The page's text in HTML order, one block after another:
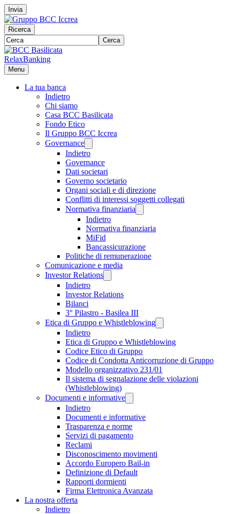
Invia
Ricerca
Cerca
RelaxBanking
Menu
La tua banca
Indietro
Chi siamo
Casa BCC Basilicata
Fondo Etico
Il Gruppo BCC Iccrea
Governance
Indietro
Governance
Dati societari
Governo societario
Organi sociali e di direzione
Conflitti di interessi soggetti collegati
Normativa finanziaria
Indietro
Normativa finanziaria
MiFid
Bancassicurazione
Politiche di remunerazione
Comunicazione e media
Investor Relations
Indietro
Investor Relations
Bilanci
3° Pilastro - Basilea III
Etica di Gruppo e Whistleblowing
Indietro
Etica di Gruppo e Whistleblowing
Codice Etico di Gruppo
Codice di Condotta Anticorruzione di Gruppo
Modello organizzativo 231/01
Il sistema di segnalazione delle violazioni
(Whistleblowing)
Documenti e informative
Indietro
Documenti e informative
Trasparenza e norme
Servizi di pagamento
Reclami
Disconoscimento movimenti
Accordo Europero Bail-in
Definizione di Default
Rapporti dormienti
Firma Elettronica Avanzata
La nostra offerta
Indietro